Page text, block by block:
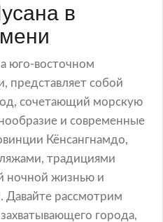
в
юго-восточном
собой
сочетающий морскую
и современные
Кёнсангнамдо,
традициями
ночной жизнью и
Давайте рассмотрим
города,